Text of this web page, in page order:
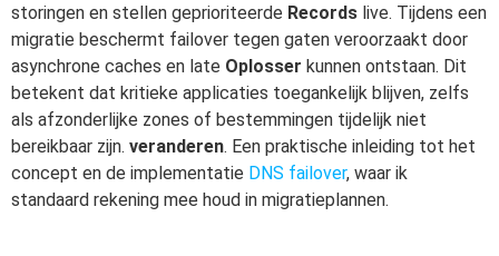
storingen en stellen geprioriteerde Records live. Tijdens een
migratie beschermt failover tegen gaten veroorzaakt door
asynchrone caches en late Oplosser kunnen ontstaan. Dit
betekent dat kritieke applicaties toegankelijk blijven, zelfs
als afzonderlijke zones of bestemmingen tijdelijk niet
bereikbaar zijn. veranderen. Een praktische inleiding tot het
concept en de implementatie DNS failover, waar ik
standaard rekening mee houd in migratieplannen.